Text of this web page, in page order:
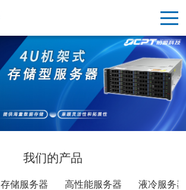
我们的产品
存储服务器 高性能服务器 液冷服务器